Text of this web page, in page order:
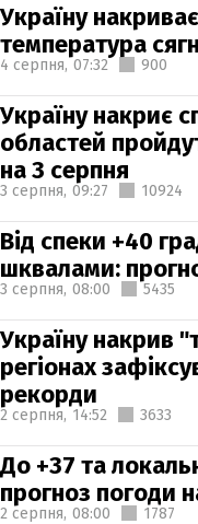
Україну
температура
4 серпня, 07:32 900
Україну накриє
областей
на 3 серпня
3 серпня, 09:27 10924
Від спеки +40
шквалами:
3 серпня, 08:00 5435
Україну накрив
регіонах
рекорди
2 серпня, 14:52 3633
До +37 та
прогноз погоди
2 серпня, 08:00 1787